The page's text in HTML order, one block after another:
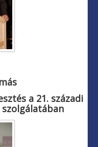
a 21. századi